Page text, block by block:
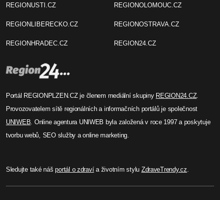
REGIONUSTI.CZ
REGIONLIBERECKO.CZ
REGIONHRADEC.CZ
REGIONOLOMOUC.CZ
REGIONOSTRAVA.CZ
REGION24.CZ
Portál REGIONPLZEN.CZ je členem mediální skupiny REGION24.CZ.
Provozovatelem sítě regionálních a informačních portálů je společnost
UNIWEB. Online agentura UNIWEB byla založená v roce 1997 a poskytuje
tvorbu webů, SEO služby a online marketing.
Sledujte také nášportál o zdravía životním stylu ZdraveTrendy.cz.